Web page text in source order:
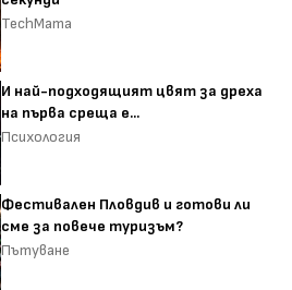
TechMama
И най-подходящият цвят за дреха
на първа среща е...
Психология
Фестивален Пловдив и готови ли
сме за повече туризъм?
Пътуване